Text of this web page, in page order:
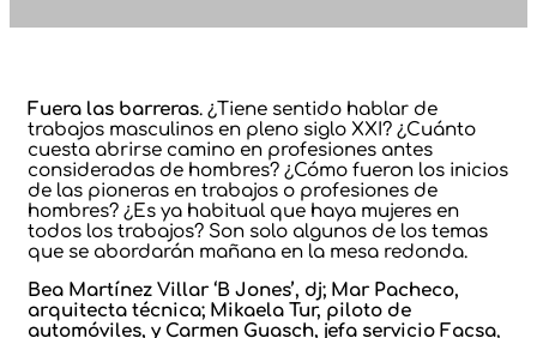
Fuera las barreras. ¿Tiene sentido hablar de
trabajos masculinos en pleno siglo XXI? ¿Cuánto
cuesta abrirse camino en profesiones antes
consideradas de hombres? ¿Cómo fueron los inicios
de las pioneras en trabajos o profesiones de
hombres? ¿Es ya habitual que haya mujeres en
todos los trabajos? Son solo algunos de los temas
que se abordarán mañana en la mesa redonda.
Bea Martínez Villar ‘B Jones’, dj; Mar Pacheco,
arquitecta técnica; Mikaela Tur, piloto de
automóviles, y Carmen Guasch, jefa servicio Facsa,